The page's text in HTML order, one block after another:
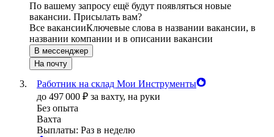
По вашему запросу ещё будут появляться новые
вакансии. Присылать вам?
Все вакансииКлючевые слова в названии вакансии, в
названии компании и в описании вакансии
В мессенджер
На почту
Работник на склад Мои Инструменты
до 497 000 ₽ за вахту, на руки
Без опыта
Вахта
Выплаты: Раз в неделю